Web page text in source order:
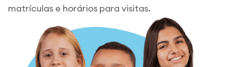
matrículas e horários para visitas.